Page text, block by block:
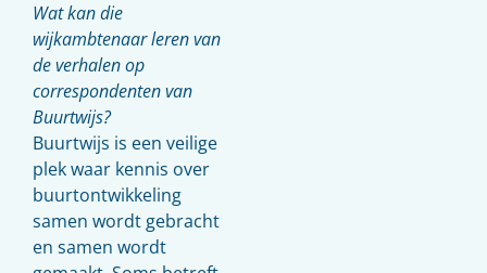
Wat kan die
wijkambtenaar leren van
de verhalen op
correspondenten van
Buurtwijs?
Buurtwijs is een veilige
plek waar kennis over
buurtontwikkeling
samen wordt gebracht
en samen wordt